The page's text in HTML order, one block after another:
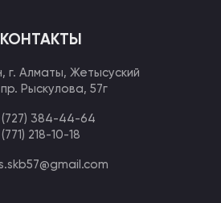
КОНТАКТЫ
г. Алматы, Жетысуский
Рыскулова, 57г
(727) 384-44-64
(771) 218-10-18